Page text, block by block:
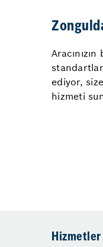
ediyor,
hizmeti
Hizmetler